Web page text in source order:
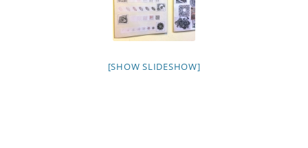
[SHOW SLIDESHOW]